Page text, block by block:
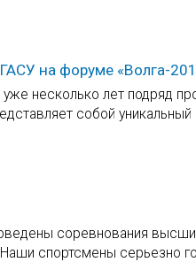
на форуме «Волга-
несколько лет подряд
собой уникальный
соревнования
спортсмены серьезно